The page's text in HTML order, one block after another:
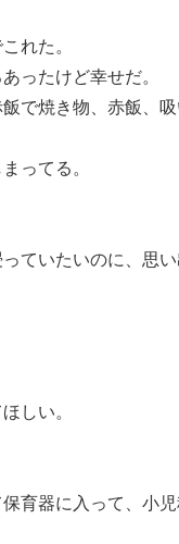
れた。
ったけど幸せだ。
で焼き物、赤飯、
ってる。
ていたいのに、思
しい。
育器に入って、小